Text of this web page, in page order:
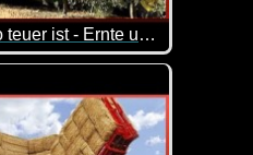
Warum Olivenöl so teuer ist - Ernte und Verarbeitung von Oliven
du wie Olivenöl produziert